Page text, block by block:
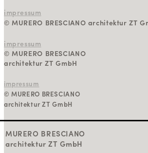
impressum
© MURERO BRESCIANO architektur ZT
impressum
© MURERO BRESCIANO
architektur ZT GmbH
impressum
© MURERO BRESCIANO
architektur ZT GmbH
MURERO BRESCIANO
architektur ZT GmbH